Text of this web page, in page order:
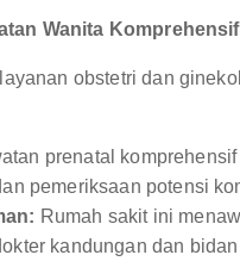
Wanita Komprehensif
obstetri dan
prenatal
pemeriksaan potensi
Rumah sakit ini
kandungan dan